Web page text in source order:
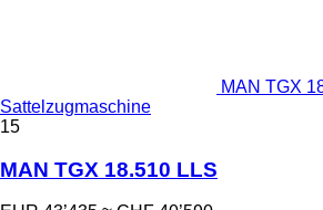
MAN TGX
Sattelzugmaschine
15
MAN TGX 18.510 LLS